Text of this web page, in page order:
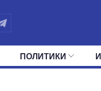
ПОЛИТИКИ